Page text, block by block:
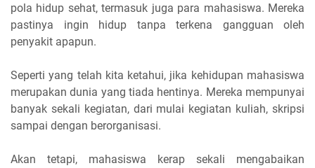
pola hidup sehat, termasuk juga para mahasiswa. Mereka
pastinya ingin hidup tanpa terkena gangguan oleh
penyakit apapun.
Seperti yang telah kita ketahui, jika kehidupan mahasiswa
merupakan dunia yang tiada hentinya. Mereka mempunyai
banyak sekali kegiatan, dari mulai kegiatan kuliah, skripsi
sampai dengan berorganisasi.
Akan tetapi, mahasiswa kerap sekali mengabaikan